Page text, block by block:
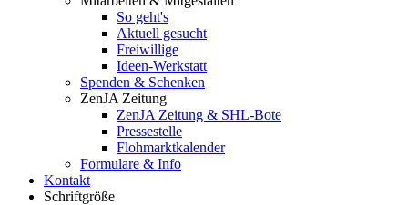
So geht's
Aktuell gesucht
Freiwillige
Ideen-Werkstatt
Spenden & Schenken
ZenJA Zeitung
ZenJA Zeitung & SHL-Bote
Pressestelle
Flohmarktkalender
Formulare & Info
Kontakt
Schriftgröße